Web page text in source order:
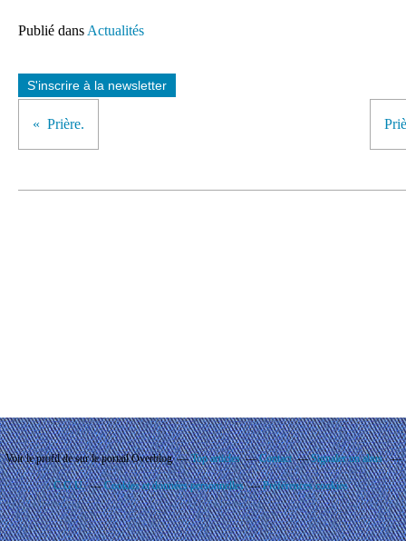
Publié dans Actualités
S'inscrire à la newsletter
Prière.
Voir le profil desur le portail Overblog Top articles Contact Signaler un abus
C.G.U. Cookies et données personnelles Préférences cookies